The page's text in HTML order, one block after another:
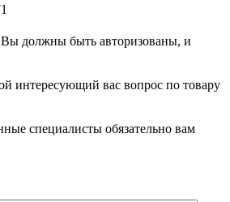
должны быть авторизованы, и
интересующий вас вопрос по товару
специалисты обязательно вам